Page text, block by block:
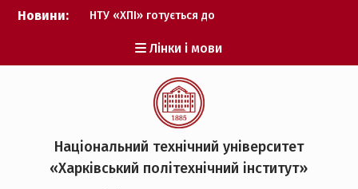
Перейти
Новини:
НТУ «ХПІ» готується до
Музичні таланти ХПІ
запрошуються на
Всеукраїнський
фестиваль «Червона
рута – 2027»
ХПІ уклав угоду про
партнерство з ДержНДІ
технологій кібербезпеки
Лінки і мови
Національний технічний університет
«Харківський політехнічний iнститут»